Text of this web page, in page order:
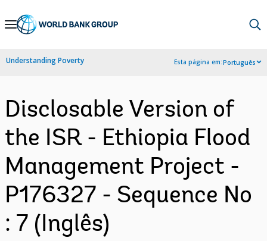
Skip
Navigation
Understanding Poverty Esta página em:Português
Disclosable Version of
the ISR - Ethiopia Flood
Management Project -
P176327 - Sequence No
: 7 (Inglês)